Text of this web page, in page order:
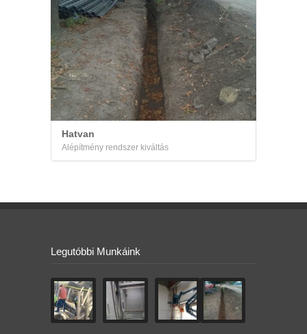
Hatvan
Alépítmény rendszer kiváltás
Legutóbbi Munkáink